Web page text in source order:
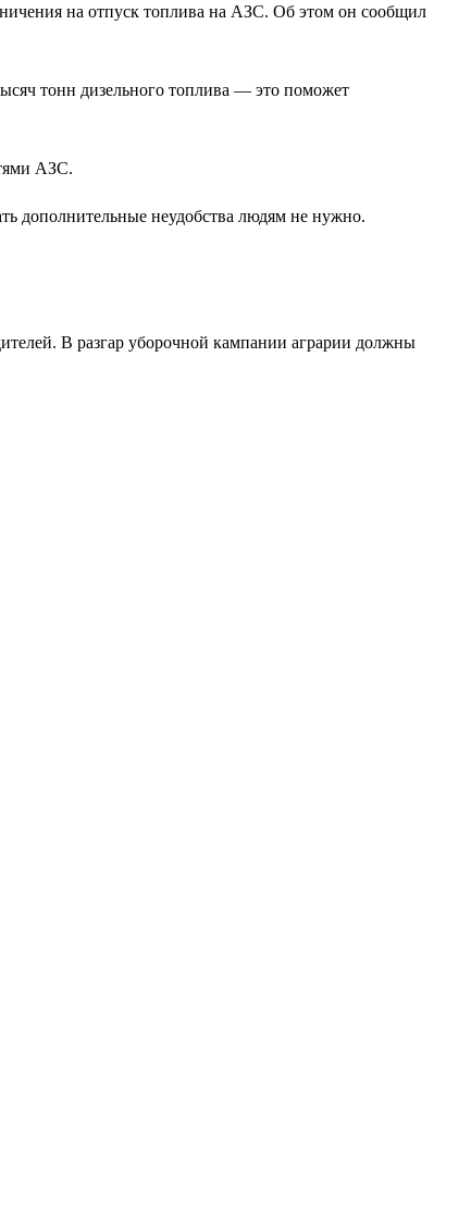
на отпуск топлива на АЗС. Об этом он сообщил
тонн дизельного топлива — это поможет
АЗС.
дополнительные неудобства людям не нужно.
В разгар уборочной кампании аграрии должны